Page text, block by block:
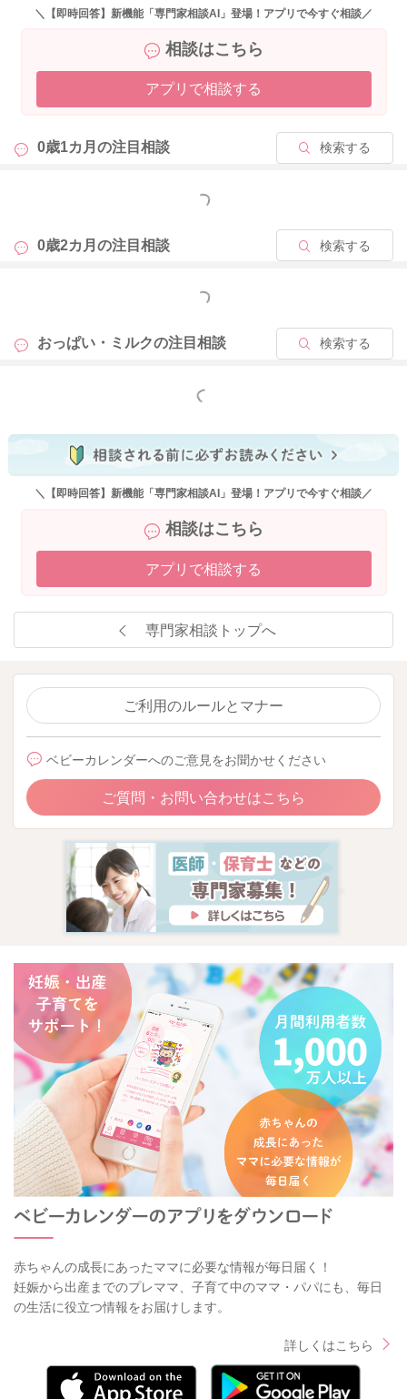
＼【即時回答】新機能「専門家相談AI」登場！アプリで今すぐ相談／
相談はこちら
アプリで相談する
0歳1カ月の注目相談 検索する
もっと見る
0歳2カ月の注目相談 検索する
もっと見る
おっぱい・ミルクの注目相談 検索する
もっと見る
＼【即時回答】新機能「専門家相談AI」登場！アプリで今すぐ相談／
相談はこちら
アプリで相談する
専門家相談トップへ
ご利用のルールとマナー
ベビーカレンダーへのご意見をお聞かせください
ご質問・お問い合わせはこちら
赤ちゃんの成長にあったママに必要な情報が毎日届く！
妊娠から出産までのプレママ、子育て中のママ・パパにも、毎日
の生活に役立つ情報をお届けします。
詳しくはこちら